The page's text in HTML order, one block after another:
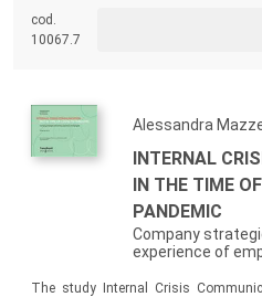
contemporary representations in film,
cod.
10067.7
Alessandra
INTERNAL
IN THE TIME
PANDEMIC
Company
experience of
The study Internal Crisis